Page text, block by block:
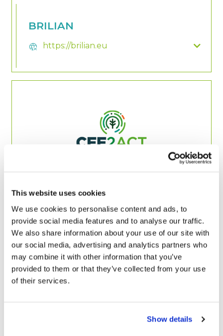
This website uses cookies
We use cookies to personalise content and ads, to
provide social media features and to analyse our traffic.
We also share information about your use of our site with
our social media, advertising and analytics partners who
may combine it with other information that you’ve
provided to them or that they’ve collected from your use
of their services.
Show details
BRILIAN
captive_portal https://brilian.eu
CEE2ACT
captive_portal https://www.cee2act.eu